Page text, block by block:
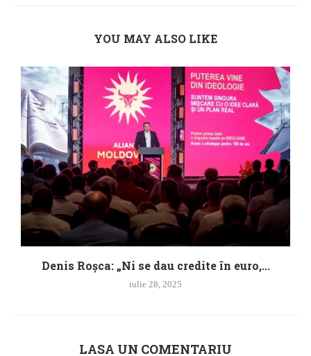
YOU MAY ALSO LIKE
Denis Roșca: „Ni se dau credite în euro,...
iulie 28, 2025
LASA UN COMENTARIU